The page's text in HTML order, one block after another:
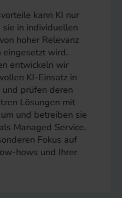
kann KI nur
in individuellen
hoher Relevanz
eingesetzt wird.
entwickeln wir
KI-Einsatz in
prüfen deren
Lösungen mit
und betreiben sie
Managed Service.
Fokus auf
hows und Ihrer